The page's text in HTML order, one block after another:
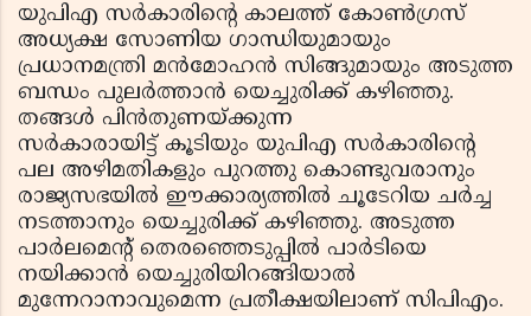
യുപിഎ സർകാരിൻ്റെ കാലത്ത് കോൺഗ്രസ്
അധ്യക്ഷ സോണിയ ഗാന്ധിയുമായും
പ്രധാനമന്ത്രി മൻമോഹൻ സിങ്ങുമായും അടുത്ത
ബന്ധം പുലർത്താൻ യെച്ചുരിക്ക് കഴിഞ്ഞു.
തങ്ങൾ പിൻതുണയ്ക്കുന്ന
സർകാരായിട്ട് കൂടിയും യുപിഎ സർകാരിൻ്റെ
പല അഴിമതികളും പുറത്തു കൊണ്ടുവരാനും
രാജ്യസഭയിൽ ഈക്കാര്യത്തിൽ ചൂടേറിയ ചർച്ച
നടത്താനും യെച്ചുരിക്ക് കഴിഞ്ഞു. അടുത്ത
പാർലമെൻ്റ് തെരഞ്ഞെടുപ്പിൽ പാർടിയെ
നയിക്കാൻ യെച്ചുരിയിറങ്ങിയാൽ
മുന്നേറാനാവുമെന്ന പ്രതീക്ഷയിലാണ് സിപിഎം.